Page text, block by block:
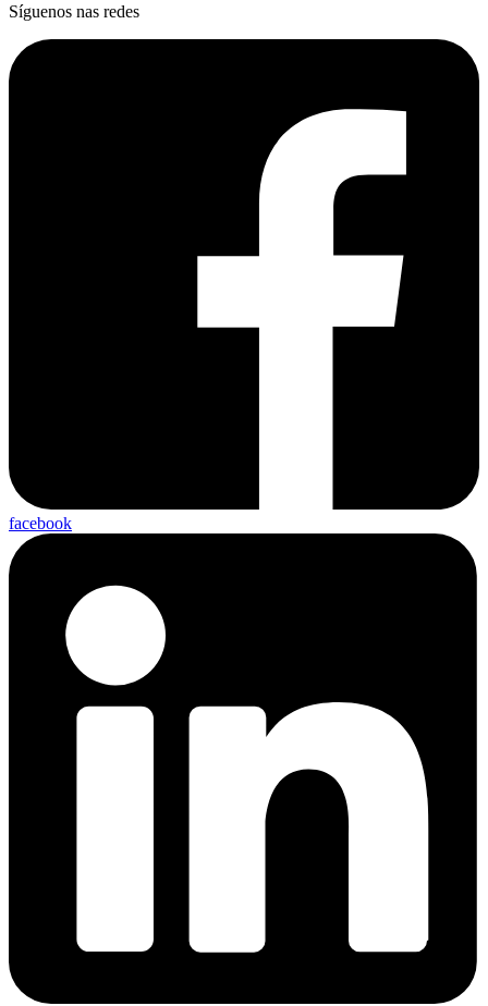
Síguenos nas redes
facebook